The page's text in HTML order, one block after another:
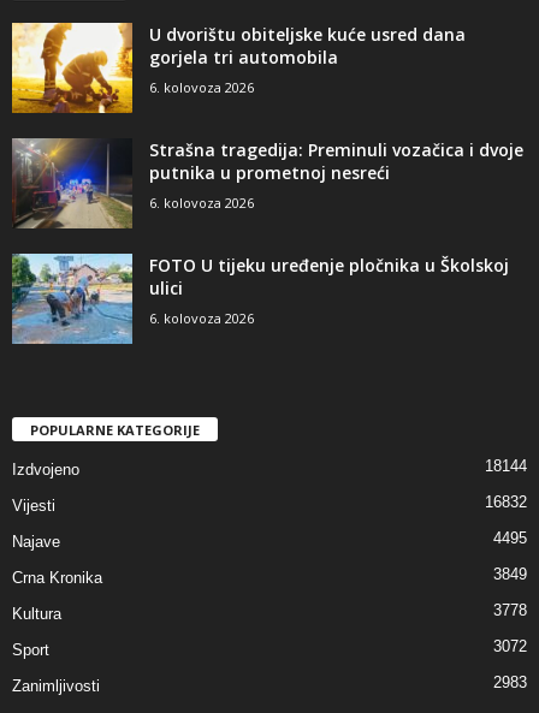
U dvorištu obiteljske kuće usred dana
gorjela tri automobila
6. kolovoza 2026
Strašna tragedija: Preminuli vozačica i dvoje
putnika u prometnoj nesreći
6. kolovoza 2026
FOTO U tijeku uređenje pločnika u Školskoj
ulici
6. kolovoza 2026
POPULARNE KATEGORIJE
Izdvojeno 18144
Vijesti 16832
Najave 4495
Crna Kronika 3849
Kultura 3778
Sport 3072
Zanimljivosti 2983